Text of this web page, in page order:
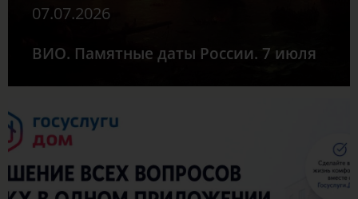
07.07.2026
ВИО. Памятные даты России. 7 июля